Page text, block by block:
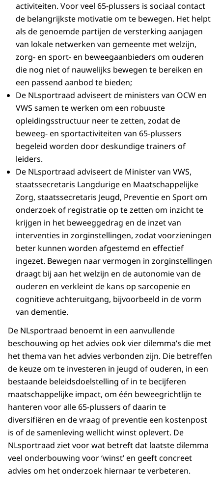
activiteiten. Voor veel 65-plussers is sociaal contact
de belangrijkste motivatie om te bewegen. Het helpt
als de genoemde partijen de versterking aanjagen
van lokale netwerken van gemeente met welzijn,
zorg- en sport- en beweegaanbieders om ouderen
die nog niet of nauwelijks bewegen te bereiken en
een passend aanbod te bieden;
De NLsportraad adviseert de ministers van OCW en
VWS samen te werken om een robuuste
opleidingsstructuur neer te zetten, zodat de
beweeg- en sportactiviteiten van 65-plussers
begeleid worden door deskundige trainers of
leiders.
De NLsportraad adviseert de Minister van VWS,
staatssecretaris Langdurige en Maatschappelijke
Zorg, staatssecretaris Jeugd, Preventie en Sport om
onderzoek of registratie op te zetten om inzicht te
krijgen in het beweeggedrag en de inzet van
interventies in zorginstellingen, zodat voorzieningen
beter kunnen worden afgestemd en effectief
ingezet. Bewegen naar vermogen in zorginstellingen
draagt bij aan het welzijn en de autonomie van de
ouderen en verkleint de kans op sarcopenie en
cognitieve achteruitgang, bijvoorbeeld in de vorm
van dementie.
De NLsportraad benoemt in een aanvullende
beschouwing op het advies ook vier dilemma’s die met
het thema van het advies verbonden zijn. Die betreffen
de keuze om te investeren in jeugd of ouderen, in een
bestaande beleidsdoelstelling of in te becijferen
maatschappelijke impact, om één beweegrichtlijn te
hanteren voor alle 65-plussers of daarin te
diversifiëren en de vraag of preventie een kostenpost
is of de samenleving wellicht winst oplevert. De
NLsportraad ziet voor wat betreft dat laatste dilemma
veel onderbouwing voor ‘winst’ en geeft concreet
advies om het onderzoek hiernaar te verbeteren.